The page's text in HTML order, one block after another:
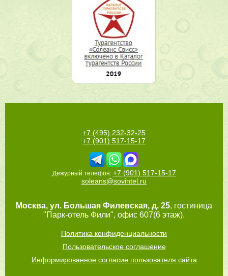
+7 (495) 232-32-25
+7 (901) 517-15-17
Дежурный телефон: +7 (901) 517-15-17
soleans@sovintel.ru
Москва, ул. Большая Филевская, д. 25, гостиница
"Парк-отель Фили", офис 607(6 этаж).
Политика конфиденциальности
Пользовательское соглашение
Информированное согласие пользователя сайта